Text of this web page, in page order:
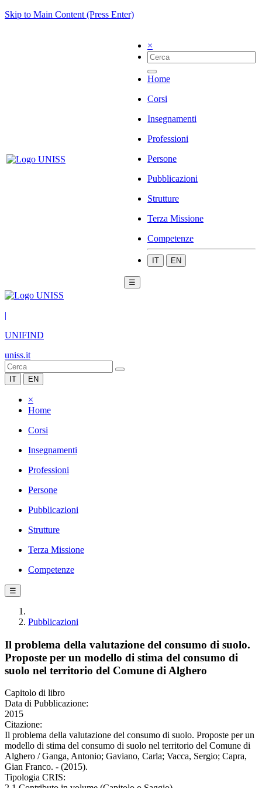
Skip to Main Content (Press Enter)
×
Home
Corsi
Insegnamenti
Professioni
Persone
Pubblicazioni
Strutture
Terza Missione
Competenze
IT EN
☰
|
UNIFIND
uniss.it
IT EN
×
Home
Corsi
Insegnamenti
Professioni
Persone
Pubblicazioni
Strutture
Terza Missione
Competenze
☰
Pubblicazioni
Il problema della valutazione del consumo di suolo.
Proposte per un modello di stima del consumo di
suolo nel territorio del Comune di Alghero
Capitolo di libro
Data di Pubblicazione:
2015
Citazione:
Il problema della valutazione del consumo di suolo. Proposte per un
modello di stima del consumo di suolo nel territorio del Comune di
Alghero / Ganga, Antonio; Gaviano, Carla; Vacca, Sergio; Capra,
Gian Franco. - (2015).
Tipologia CRIS: